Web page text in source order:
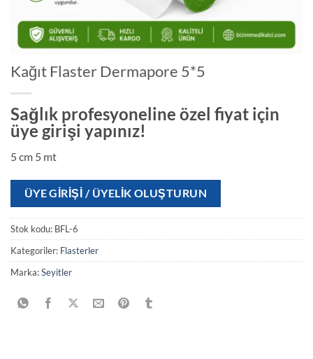
Kağıt Flaster Dermapore 5*5
Sağlık profesyoneline özel fiyat için
üye girişi yapınız!
5 cm 5 mt
ÜYE GIRIŞI / ÜYELIK OLUŞTURUN
Stok kodu: BFL-6
Kategoriler: Flasterler
Marka:Seyitler